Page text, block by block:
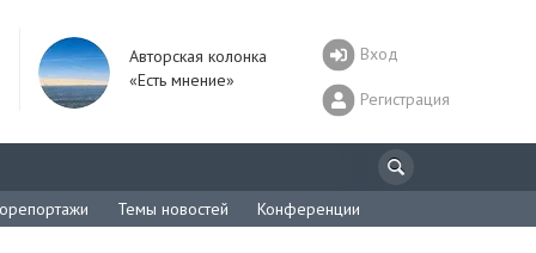
Авторская колонка
«Есть мнение»
Вход
Регистрация
Темы новостей Конференции